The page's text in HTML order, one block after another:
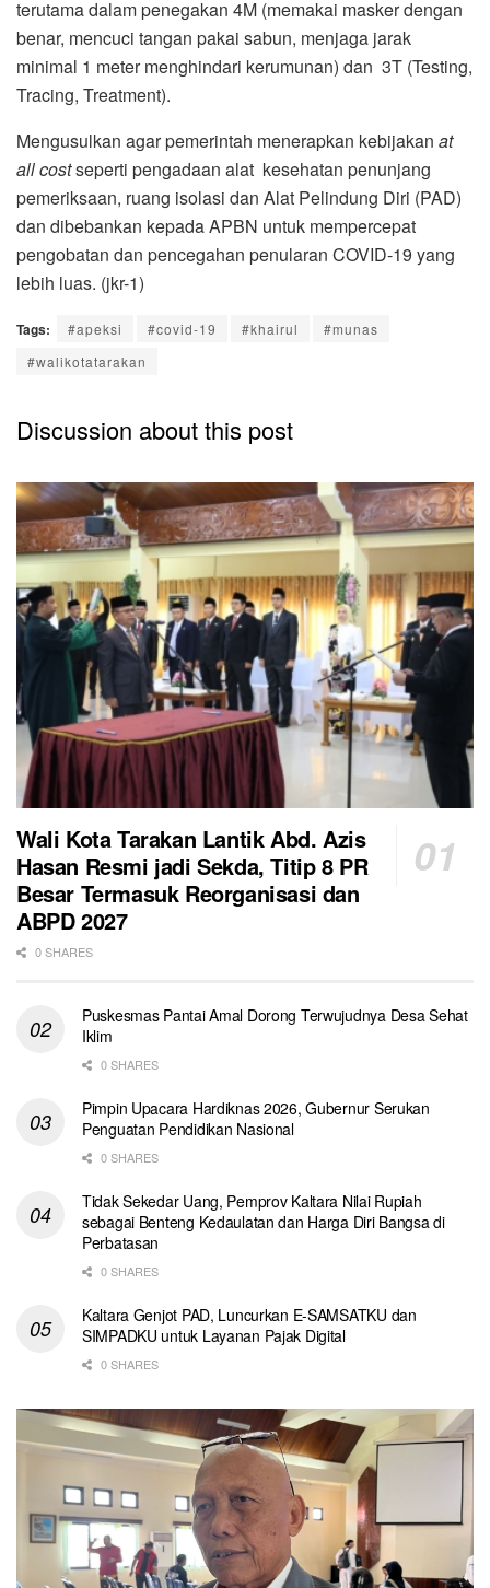
terutama dalam penegakan 4M (memakai masker dengan
benar, mencuci tangan pakai sabun, menjaga jarak
minimal 1 meter menghindari kerumunan) dan 3T (Testing,
Tracing, Treatment).
Mengusulkan agar pemerintah menerapkan kebijakan at
all costseperti pengadaan alat kesehatan penunjang
pemeriksaan, ruang isolasi dan Alat Pelindung Diri (PAD)
dan dibebankan kepada APBN untuk mempercepat
pengobatan dan pencegahan penularan COVID-19 yang
lebih luas. (jkr-1)
Tags: #apeksi #covid-19 #khairul
#munas
#walikotatarakan
Discussion about this post
Wali Kota Tarakan Lantik Abd. Azis
Hasan Resmi jadi Sekda, Titip 8 PR
Besar Termasuk Reorganisasi dan
ABPD 2027
0 SHARES
Puskesmas Pantai Amal Dorong Terwujudnya Desa Sehat
Iklim
0 SHARES
Pimpin Upacara Hardiknas 2026, Gubernur Serukan
Penguatan Pendidikan Nasional
0 SHARES
Tidak Sekedar Uang, Pemprov Kaltara Nilai Rupiah
sebagai Benteng Kedaulatan dan Harga Diri Bangsa di
Perbatasan
0 SHARES
Kaltara Genjot PAD, Luncurkan E-SAMSATKU dan
SIMPADKU untuk Layanan Pajak Digital
0 SHARES